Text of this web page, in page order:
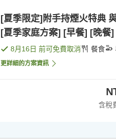
[夏季限定]附手持煙火特典
[夏季家庭方案] [早餐] [晚餐]
8月16日 前可免費取消 餐食
更詳細的方案資訊
含稅